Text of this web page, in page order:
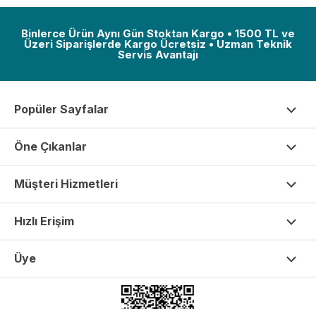
Binlerce Ürün Aynı Gün Stoktan Kargo • 1500 TL ve
Üzeri Siparişlerde Kargo Ücretsiz • Uzman Teknik
Servis Avantajı
Popüler Sayfalar
Öne Çıkanlar
Müşteri Hizmetleri
Hızlı Erişim
Üye